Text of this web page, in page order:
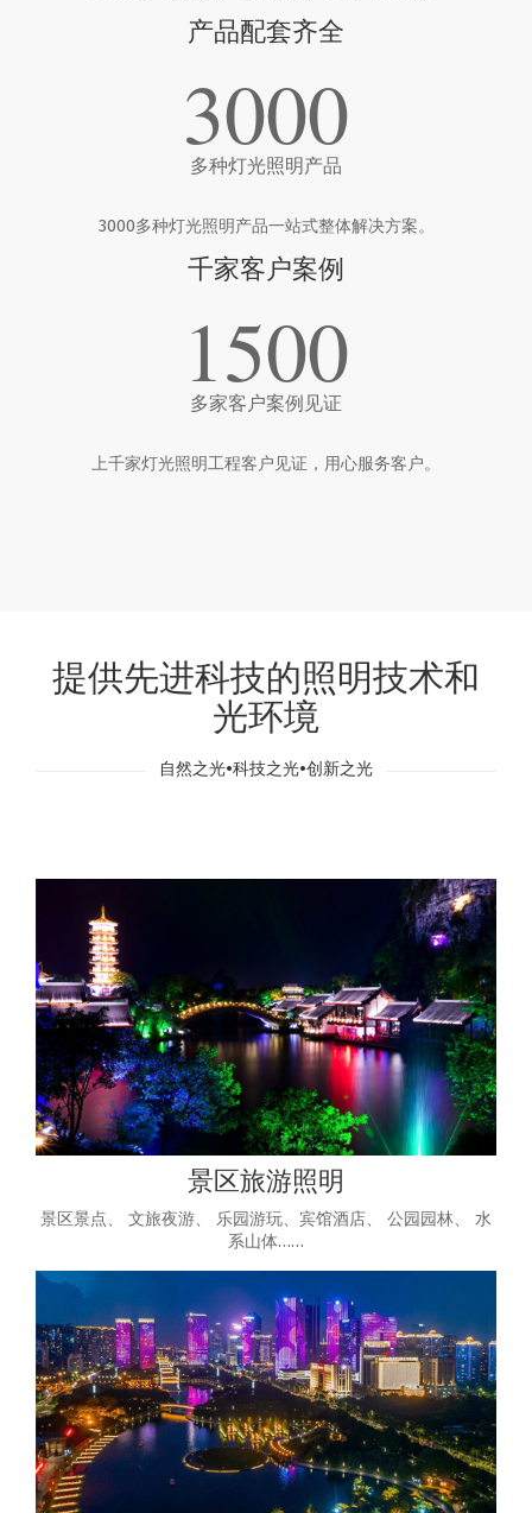
产品配套齐全
3000
多种灯光照明产品
3000多种灯光照明产品一站式整体解决方案。
千家客户案例
1500
多家客户案例见证
上千家灯光照明工程客户见证，用心服务客户。
提供先进科技的照明技术和
光环境
自然之光•科技之光•创新之光
景区旅游照明
景区景点、 文旅夜游、 乐园游玩、宾馆酒店、 公园园林、 水
系山体……